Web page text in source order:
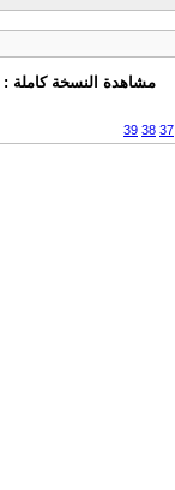
مشاهدة النسخة كاملة :
37
38
39